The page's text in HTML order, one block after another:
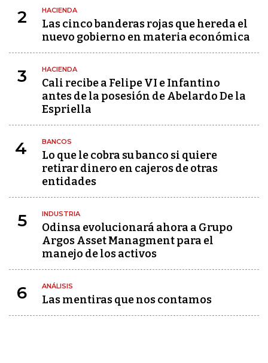
2 HACIENDA
Las cinco banderas rojas que hereda el
nuevo gobierno en materia económica
3 HACIENDA
Cali recibe a Felipe VI e Infantino
antes de la posesión de Abelardo De la
Espriella
4 BANCOS
Lo que le cobra su banco si quiere
retirar dinero en cajeros de otras
entidades
5 INDUSTRIA
Odinsa evolucionará ahora a Grupo
Argos Asset Managment para el
manejo de los activos
6 ANÁLISIS
Las mentiras que nos contamos